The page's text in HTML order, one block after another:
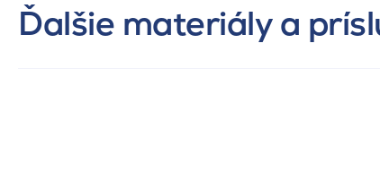
Ďalšie materiály a